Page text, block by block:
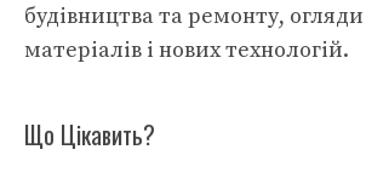
будівництва та ремонту,
матеріалів і нових технологій.
Що Цікавить?